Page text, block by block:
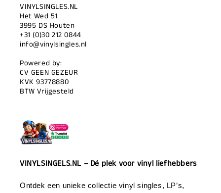
VINYLSINGLES.NL
Het Wed 51
3995 DS Houten
+31 (0)30 212 0844
info@vinylsingles.nl
Powered by:
CV GEEN GEZEUR
KVK 93778880
BTW Vrijgesteld
VINYLSINGELS.NL – Dé plek voor vinyl liefhebbers
Ontdek een unieke collectie vinyl singles, LP’s,